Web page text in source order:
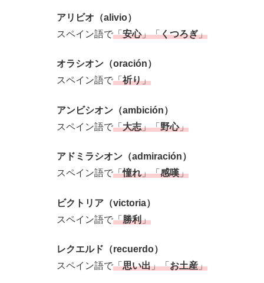
アリビオ（alivio）
スペイン語で「安心」「くつろぎ」
オラシオン（oración）
スペイン語で「祈り」
アンビシオン（ambición）
スペイン語で「大志」「野心」
アドミラシオン（admiración）
スペイン語で「憧れ」「感嘆」
ビクトリア（victoria）
スペイン語で「勝利」
レクエルド（recuerdo）
スペイン語で「思い出」「お土産」